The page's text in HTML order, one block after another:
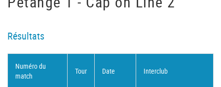
Résultats
Numéro du
match
Tour Date Interclub